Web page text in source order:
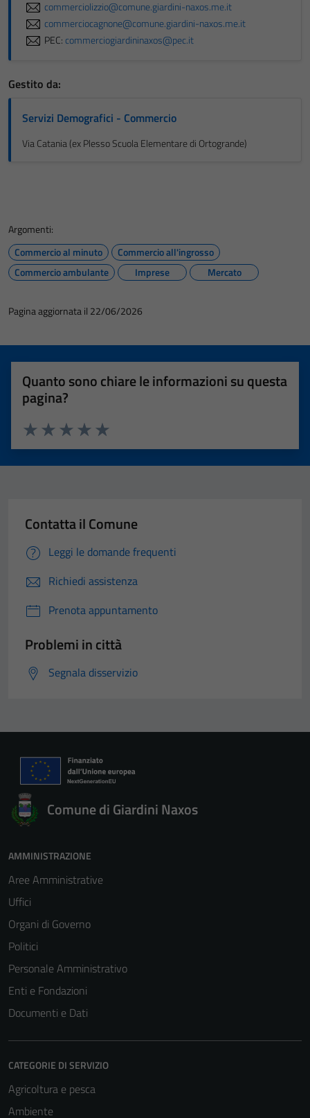
commerciolizzio@comune.giardini-naxos.me.it
commerciocagnone@comune.giardini-naxos.me.it
PEC:commerciogiardininaxos@pec.it
Gestito da:
Servizi Demografici - Commercio
Via Catania (ex Plesso Scuola Elementare di Ortogrande)
Argomenti:
Commercio al minuto
Commercio all'ingrosso
Commercio ambulante
Imprese Mercato
Pagina aggiornata il 22/06/2026
Quanto sono chiare le informazioni su questa
pagina?
Valuta 5 stelle su 5
Valuta 4 stelle su 5
Valuta 3 stelle su 5
Valuta 2 stelle su 5
Valuta 1 stelle su 5
Contatta il Comune
Leggi le domande frequenti
Richiedi assistenza
Prenota appuntamento
Problemi in città
Segnala disservizio
Comune di Giardini Naxos
AMMINISTRAZIONE
Aree Amministrative
Uffici
Organi di Governo
Politici
Personale Amministrativo
Enti e Fondazioni
Documenti e Dati
CATEGORIE DI SERVIZIO
Agricoltura e pesca
Ambiente
del sito e non